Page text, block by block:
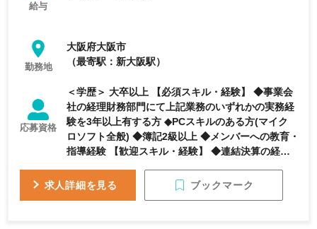
給与
勤務地
大阪府大阪市
（最寄駅：新大阪駅）
応募資格
＜学歴＞ 大卒以上 【必須スキル・経験】 ◆事業会
社の経理財務部門にて上記業務のいずれかの実務経
験を3年以上有する方 ◆PCスキルのある方(マイク
ロソフト全般) ◆簿記2級以上 ◆メンバーへの教育・
指導経験 【歓迎スキル・経験】 ◆連結決算の経験
求人詳細を見る
ブックマーク